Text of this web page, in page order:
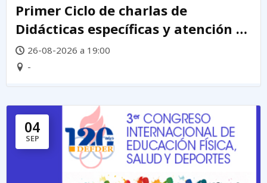
Primer Ciclo de charlas de
Didácticas específicas y atención a
la diversidad
26-08-2026 a 19:00
-
04
SEP